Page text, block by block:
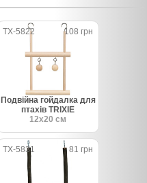
TX-5822 108 грн
Подвійна гойдалка для
птахів TRIXIE
12х20 см
TX-5831 81 грн